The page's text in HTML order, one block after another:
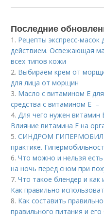
Последние
1. Рецепты экспресс-
действием. Освежающая
всех типов кожи
2. Выбираем крем от
для лица от морщин
3. Масло с витамином Е
средства с витамином Е –
4.Для чего нужен витамин
Влияние витамина E на
5.СИНДРОМ
практике.
6.Что можно и нельзя
на ночь перед сном при
7.Что такое блендер и как
Как правильно
8. Как составить
правильного питания и